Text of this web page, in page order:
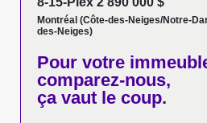
Montréal (Côte-des-Neiges/Notre-
des-Neiges)
Pour votre
comparez-nous,
ça vaut le coup.